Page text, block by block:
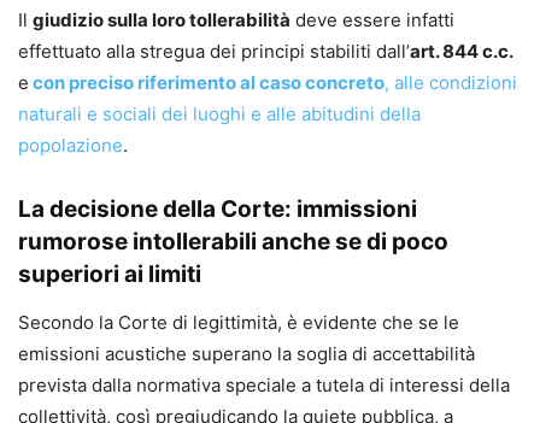
Il giudizio sulla loro tollerabilità deve essere infatti
effettuato alla stregua dei principi stabiliti dall’art. 844 c.c.
e con preciso riferimento al caso concreto, alle condizioni
naturali e sociali dei luoghi e alle abitudini della
popolazione.
La decisione della Corte: immissioni
rumorose intollerabili anche se di poco
superiori ai limiti
Secondo la Corte di legittimità, è evidente che se le
emissioni acustiche superano la soglia di accettabilità
prevista dalla normativa speciale a tutela di interessi della
collettività, così pregiudicando la quiete pubblica, a